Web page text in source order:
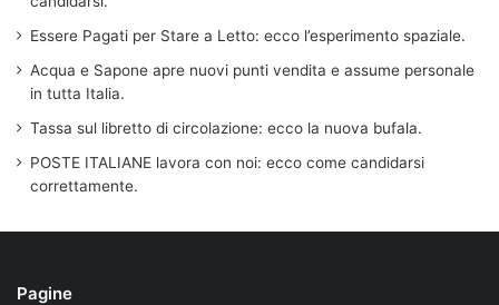
Essere Pagati per Stare a Letto: ecco l’esperimento spaziale.
Acqua e Sapone apre nuovi punti vendita e assume personale
in tutta Italia.
Tassa sul libretto di circolazione: ecco la nuova bufala.
POSTE ITALIANE lavora con noi: ecco come candidarsi
correttamente.
Pagine